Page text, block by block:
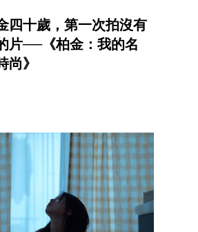
四十歲，第一次拍沒有
片──《柏金：我的名
尚》